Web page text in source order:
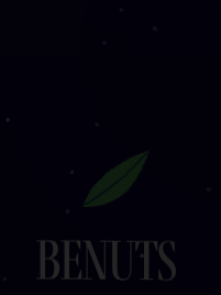
Benuts